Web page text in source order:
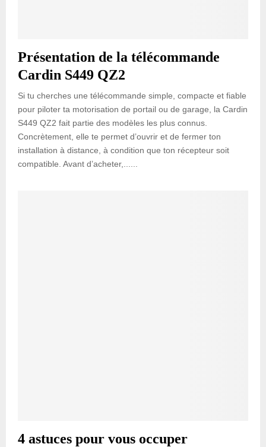
Présentation de la télécommande
Cardin S449 QZ2
Si tu cherches une télécommande simple, compacte et fiable
pour piloter ta motorisation de portail ou de garage, la Cardin
S449 QZ2 fait partie des modèles les plus connus.
Concrètement, elle te permet d’ouvrir et de fermer ton
installation à distance, à condition que ton récepteur soit
compatible. Avant d’acheter,......
4 astuces pour vous occuper